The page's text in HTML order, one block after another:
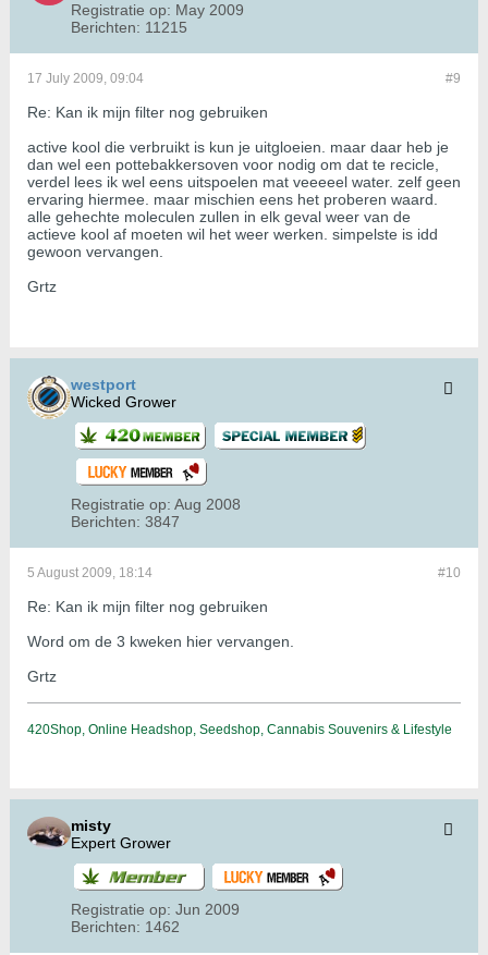
Registratie op: May 2009
Berichten: 11215
#9
17 July 2009, 09:04
Re: Kan ik mijn filter nog gebruiken
active kool die verbruikt is kun je uitgloeien. maar daar heb je
dan wel een pottebakkersoven voor nodig om dat te recicle,
verdel lees ik wel eens uitspoelen mat veeeeel water. zelf geen
ervaring hiermee. maar mischien eens het proberen waard.
alle gehechte moleculen zullen in elk geval weer van de
actieve kool af moeten wil het weer werken. simpelste is idd
gewoon vervangen.
Grtz
westport
Wicked Grower
Registratie op: Aug 2008
Berichten: 3847
#10
5 August 2009, 18:14
Re: Kan ik mijn filter nog gebruiken
Word om de 3 kweken hier vervangen.
Grtz
420Shop, Online Headshop, Seedshop, Cannabis Souvenirs & Lifestyle
misty
Expert Grower
Registratie op: Jun 2009
Berichten: 1462